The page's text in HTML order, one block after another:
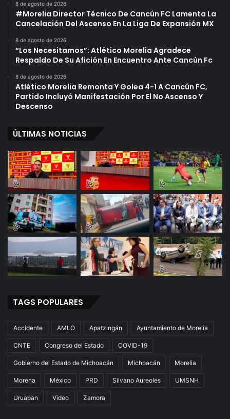
8 de agosto de 2026
#Morelia Director Técnico De Cancún FC Lamenta La
Cancelación Del Ascenso En La Liga De Expansión MX
8 de agosto de 2026
“Los Necesitamos”: Atlético Morelia Agradece
Respaldo De Su Afición En Encuentro Ante Cancún Fc
8 de agosto de 2026
Atlético Morelia Remonta Y Golea 4-1 A Cancún FC,
Partido Incluyó Manifestación Por El No Ascenso Y
Descenso
ÚLTIMAS NOTICIAS
TAGS POPULARES
Accidente AMLO Apatzingán Ayuntamiento de Morelia
CNTE Congreso del Estado COVID-19
Gobierno del Estado de Michoacán Michoacán Morelia
Morena México PRD Silvano Aureoles UMSNH
Uruapan Video Zamora